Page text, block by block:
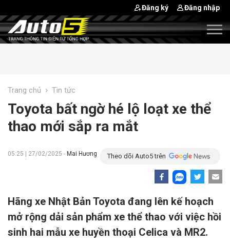
Đăng ký Đăng nhập
Trang chủ › Tin tức
Toyota bất ngờ hé lộ loạt xe thể
thao mới sắp ra mắt
05:25 | 27/02/2025 - Mai Hương Theo dõi Auto5 trên
Hãng xe Nhật Bản Toyota đang lên kế hoạch
mở rộng dải sản phẩm xe thể thao với việc hồi
sinh hai mẫu xe huyền thoại Celica và MR2.